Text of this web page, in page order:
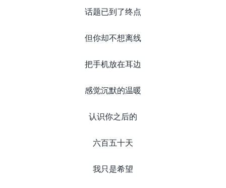
话题已到了终点
但你却不想离线
把手机放在耳边
感觉沉默的温暖
认识你之后的
六百五十天
我只是希望